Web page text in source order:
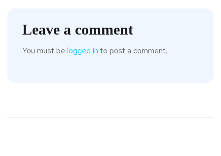
Leave a comment
You must be logged in to post a comment.